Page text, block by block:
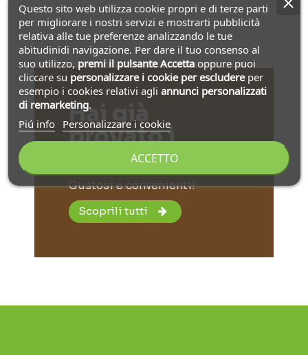
Hai già
provato i
nostri Kit?
Gustosi e convenienti!
Scoprili tutti
Questo sito web utilizza cookie propri e di terze parti
per migliorare i nostri servizi e mostrarti pubblicità
relativa alle tue preferenze analizzando le tue
abitudinidi navigazione. Per dare il tuo consenso al
suo utilizzo, premi il pulsante Accettaoppure puoi
cliccare su personalizzare i cookie per escludereper
esempio i cookies relativi agli annunci personalizzati
di remarketing.
Piú info
Personalizzare i cookie
ACCETTO